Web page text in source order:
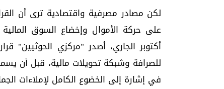
لكن مصادر مصرفية واقتصادية ترى أن
على حركة الأموال وإخضاع السوق
أكتوبر الجاري، أصدر "مركزي الحوثيين"
للصرافة وشبكة تحويلات مالية، قبل أن
في إشارة إلى الخضوع الكامل لإملاءات